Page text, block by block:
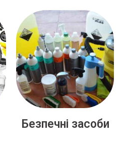
Безпечні засоби